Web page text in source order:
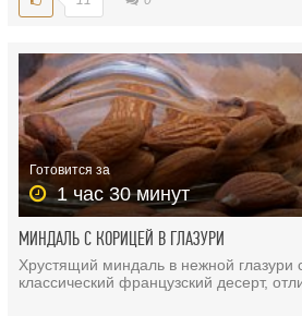
Готовится за
1 час 30 минут
МИНДАЛЬ С КОРИЦЕЙ В ГЛАЗУРИ
Хрустящий миндаль в нежной глазури
классический французский десерт,